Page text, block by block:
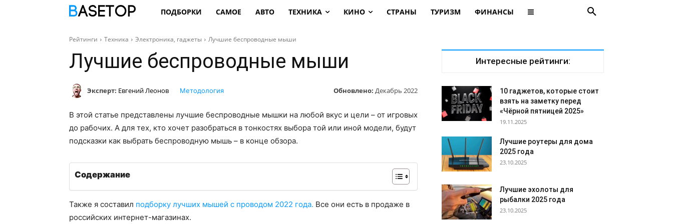
ПОДБОРКИ САМОЕ АВТО ТЕХНИКА КИНО СТРАНЫ ТУРИЗМ ФИНАНСЫ
Рейтинги Техника Электроника, гаджеты Лучшие беспроводные мыши
Лучшие беспроводные мыши
Эксперт: Евгений Леонов Обновлено: Декабрь 2022
Методология
В этой статье представлены лучшие беспроводные мышки на любой вкус и цели – от игровых
до рабочих. А для тех, кто хочет разобраться в тонкостях выбора той или иной модели, будут
подсказки как выбрать беспроводную мышь – в конце обзора.
Содержание
Также я составил подборку лучших мышей с проводом 2022 года. Все они есть в продаже в
российских интернет-магазинах.
Интересные рейтинги:
10 гаджетов, которые стоит
взять на заметку перед
«Чёрной пятницей 2025»
19.11.2025
Лучшие роутеры для дома
2025 года
23.10.2025
Лучшие эхолоты для
рыбалки 2025 года
23.10.2025